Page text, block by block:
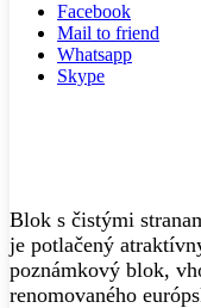
Facebook
Mail to friend
Whatsapp
Skype
Blok s čistými
je potlačený
poznámkový blok,
renomovaného